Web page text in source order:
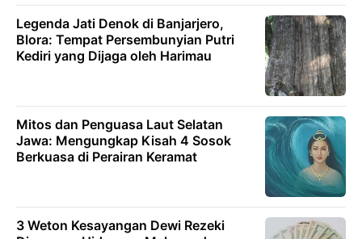
Legenda Jati Denok di Banjarjero,
Blora: Tempat Persembunyian Putri
Kediri yang Dijaga oleh Harimau
Mitos dan Penguasa Laut Selatan
Jawa: Mengungkap Kisah 4 Sosok
Berkuasa di Perairan Keramat
3 Weton Kesayangan Dewi Rezeki